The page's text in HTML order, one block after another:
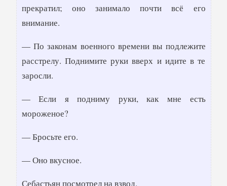
прекратил; оно занимало почти всё его
внимание.
— По законам военного времени вы подлежите
расстрелу. Поднимите руки вверх и идите в те
заросли.
— Если я подниму руки, как мне есть
мороженое?
— Бросьте его.
— Оно вкусное.
Себастьян посмотрел на взвод.